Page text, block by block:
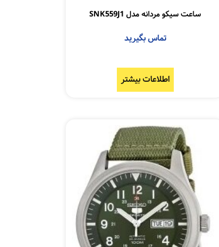
ساعت سیکو مردانه مدل SNK559J1
تماس بگیرید
اطلاعات بیشتر